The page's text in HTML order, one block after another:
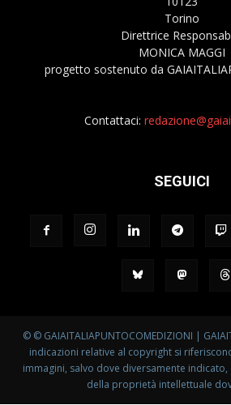
Torino
Direttrice
MONICA MAGGI
progetto sostenuto da
Contattaci:
SEGUICI
© © GAIAITALIAPUNTOCOMEDIZIONI |
indicazioni relative al copyright si
immagini, salvo dove diversamente
della proprietà intellettuale